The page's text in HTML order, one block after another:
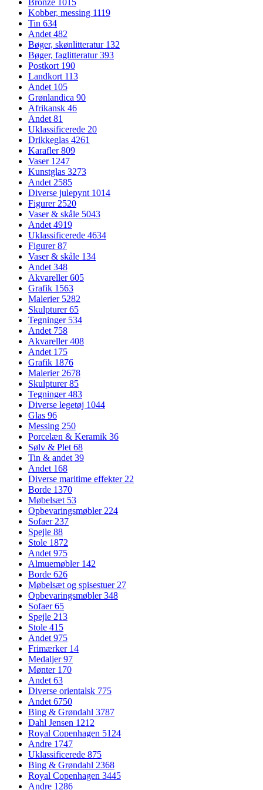
Bronze 1015
Kobber, messing 1119
Tin 634
Andet482
Bøger, skønlitteratur 132
Bøger, faglitteratur393
Postkort 190
Landkort 113
Andet 105
Grønlandica 90
Afrikansk 46
Andet81
Uklassificerede 20
Drikkeglas 4261
Karafler809
Vaser 1247
Kunstglas 3273
Andet2585
Diverse julepynt 1014
Figurer2520
Vaser & skåle 5043
Andet4919
Uklassificerede 4634
Figurer87
Vaser & skåle 134
Andet348
Akvareller605
Grafik 1563
Malerier 5282
Skulpturer65
Tegninger 534
Andet 758
Akvareller408
Andet 175
Grafik 1876
Malerier2678
Skulpturer85
Tegninger483
Diverse legetøj 1044
Glas 96
Messing 250
Porcelæn & Keramik 36
Sølv & Plet68
Tin & andet39
Andet 168
Diverse maritime effekter22
Borde 1370
Møbelsæt 53
Opbevaringsmøbler224
Sofaer237
Spejle 88
Stole 1872
Andet975
Almuemøbler 142
Borde 626
Møbelsæt og spisestuer27
Opbevaringsmøbler348
Sofaer65
Spejle 213
Stole 415
Andet975
Frimærker 14
Medaljer97
Mønter 170
Andet63
Diverse orientalsk 775
Andet6750
Bing & Grøndahl 3787
Dahl Jensen 1212
Royal Copenhagen 5124
Andre 1747
Uklassificerede 875
Bing & Grøndahl 2368
Royal Copenhagen 3445
Andre 1286